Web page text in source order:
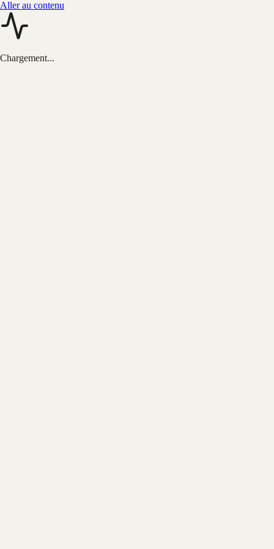
Aller au contenu
Chargement...